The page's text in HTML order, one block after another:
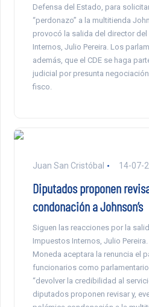
Defensa del Estado, para
“perdonazo” a la multitienda
provocó la salida del director
Internos, Julio Pereira. Los
además, que el CDE se haga
judicial por presunta
fisco.
Juan San Cristóbal 14-07-
Diputados proponen
condonación a Johnson’s
Siguen las reacciones por la
Impuestos Internos, Julio
Moneda aceptara la renuncia el
funcionarios como
“devolver la credibilidad al
diputados proponen revisar y,